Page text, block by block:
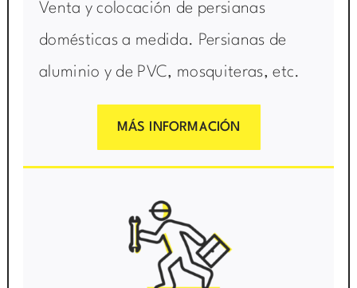
Venta y colocación de persianas
domésticas a medida. Persianas de
aluminio y de PVC, mosquiteras, etc.
MÁS INFORMACIÓN